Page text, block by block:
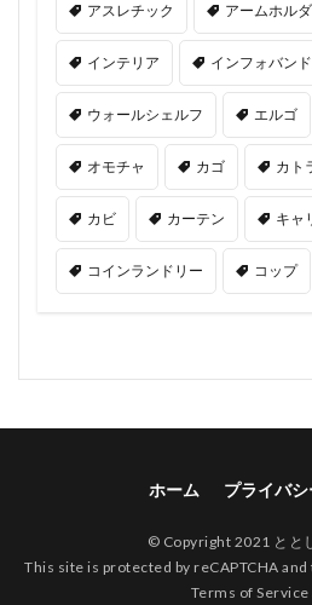
アスレチック アームホル
インテリア インフォバンド
ウォールシェルフ エルゴ
オモチャ カゴ カト
カビ カーテン キャ
コインランドリー コップ
ホーム プライバ
© Copyright 2021 とと
This site is protected by reCAPTCHA
Terms of Service